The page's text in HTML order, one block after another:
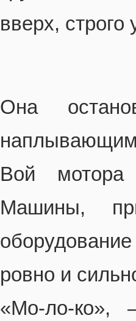
вверх,
Она
наплывающим
Вой мотора
Машины,
ровно и
«Мо-ло-ко»,